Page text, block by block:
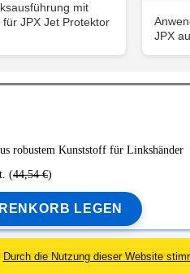
mit
für JPX Jet Protektor
JPX
robustem Kunststoff für Linkshänder
(44,54 €)
LEGEN
Durch die Nutzung dieser Website